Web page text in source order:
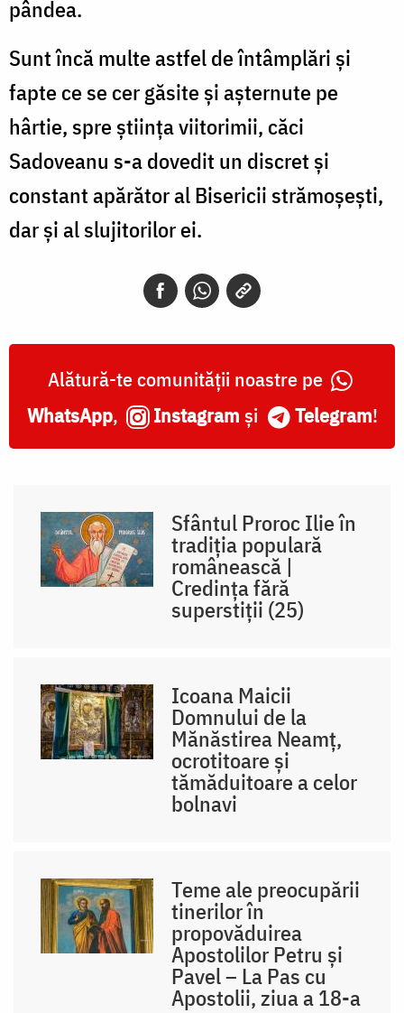
pândea.
Sunt încă multe astfel de întâmplări și
fapte ce se cer găsite și așternute pe
hârtie, spre știința viitorimii, căci
Sadoveanu s-a dovedit un discret și
constant apărător al Bisericii strămoșești,
dar și al slujitorilor ei.
Alătură-te comunității noastre pe
WhatsApp, Instagram și Telegram!
Sfântul Proroc Ilie în
tradiția populară
românească |
Credința fără
superstiții (25)
Icoana Maicii
Domnului de la
Mănăstirea Neamț,
ocrotitoare și
tămăduitoare a celor
bolnavi
Teme ale preocupării
tinerilor în
propovăduirea
Apostolilor Petru și
Pavel – La Pas cu
Apostolii, ziua a 18-a